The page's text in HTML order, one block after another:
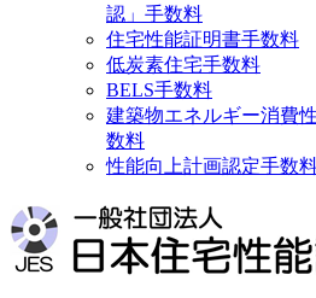
認」手数料
住宅性能証明書手数料
低炭素住宅手数料
BELS手数料
建築物エネルギー消費
数料
性能向上計画認定手数